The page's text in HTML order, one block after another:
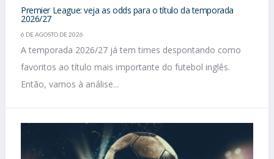
Premier League: veja as odds para o título da temporada
2026/27
6 DE AGOSTO DE 2026
A temporada 2026/27 já tem times despontando como
favoritos ao título mais importante do futebol inglês.
Então, vamos à análise...